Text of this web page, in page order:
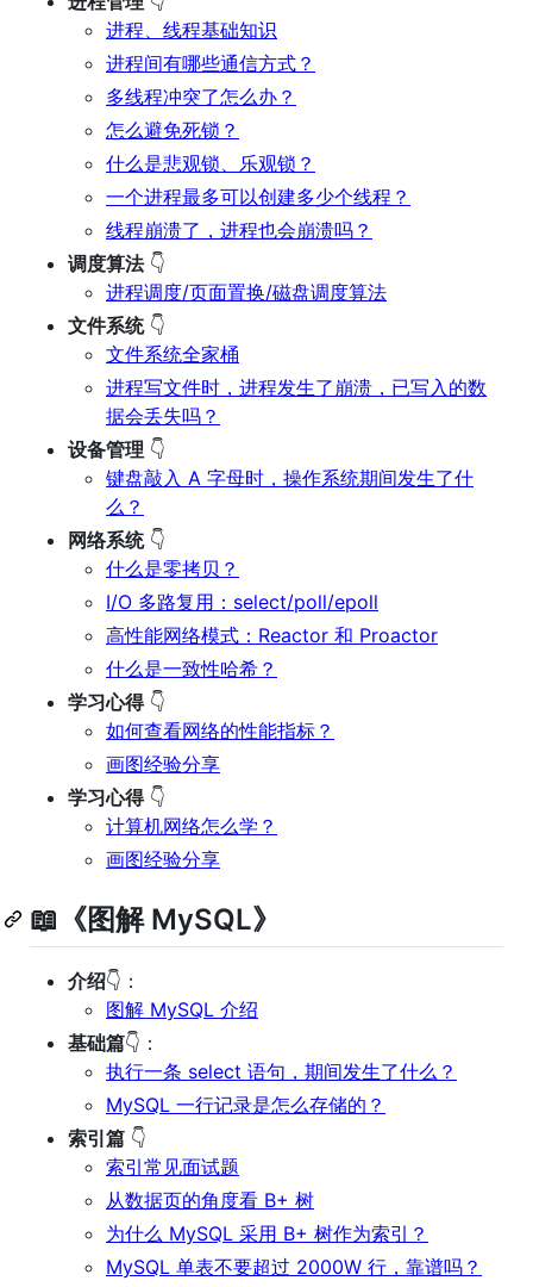
进程、线程基础知识
进程间有哪些通信方式？
多线程冲突了怎么办？
怎么避免死锁？
什么是悲观锁、乐观锁？
一个进程最多可以创建多少个线程？
线程崩溃了，进程也会崩溃吗？
调度算法👇
进程调度/页面置换/磁盘调度算法
文件系统👇
文件系统全家桶
进程写文件时，进程发生了崩溃，已写入的数
据会丢失吗？
设备管理 👇
键盘敲入 A 字母时，操作系统期间发生了什
么？
网络系统👇
什么是零拷贝？
I/O 多路复用：select/poll/epoll
高性能网络模式：Reactor 和 Proactor
什么是一致性哈希？
学习心得👇
如何查看网络的性能指标？
画图经验分享
学习心得👇
计算机网络怎么学？
画图经验分享
📖《图解 MySQL》
介绍👇：
图解 MySQL 介绍
基础篇👇：
执行一条 select 语句，期间发生了什么？
MySQL 一行记录是怎么存储的？
索引篇 👇
索引常见面试题
从数据页的角度看 B+ 树
为什么 MySQL 采用 B+ 树作为索引？
MySQL 单表不要超过 2000W 行，靠谱吗？